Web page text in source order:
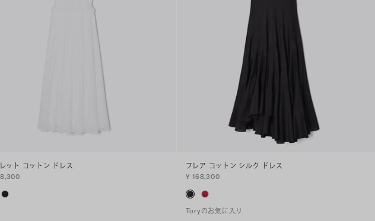
ット コットン ドレス
フレア コットン シルク ドレス
¥ 168,300
Toryのお気に入り